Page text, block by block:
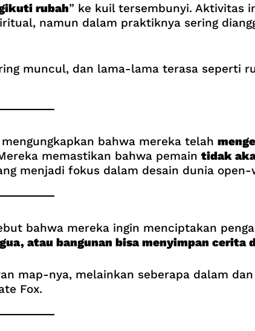
rubah” ke kuil tersembunyi. Aktivitas
namun dalam praktiknya sering
muncul, dan lama-lama terasa seperti
bahwa mereka telah
memastikan bahwa pemain tidak
menjadi fokus dalam desain dunia
bahwa mereka ingin menciptakan
atau bangunan bisa menyimpan cerita
map-nya, melainkan seberapa dalam
Fox.